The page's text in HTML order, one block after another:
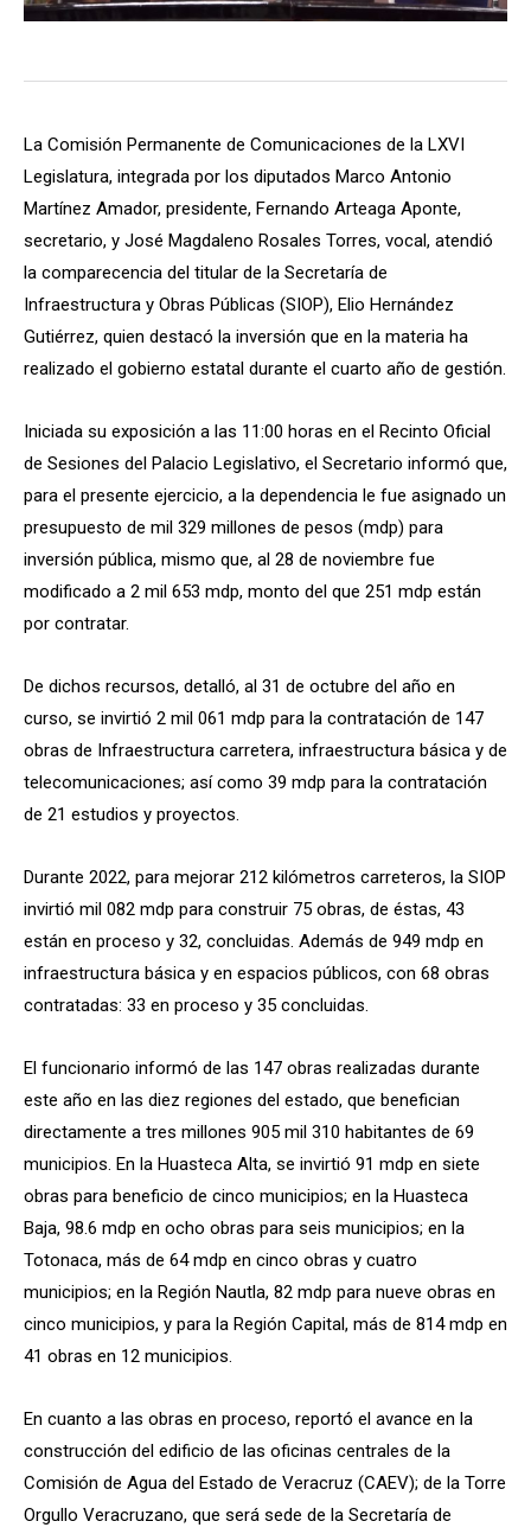
La Comisión Permanente de Comunicaciones de la LXVI
Legislatura, integrada por los diputados Marco Antonio
Martínez Amador, presidente, Fernando Arteaga Aponte,
secretario, y José Magdaleno Rosales Torres, vocal, atendió
la comparecencia del titular de la Secretaría de
Infraestructura y Obras Públicas (SIOP), Elio Hernández
Gutiérrez, quien destacó la inversión que en la materia ha
realizado el gobierno estatal durante el cuarto año de gestión.
Iniciada su exposición a las 11:00 horas en el Recinto Oficial
de Sesiones del Palacio Legislativo, el Secretario informó que,
para el presente ejercicio, a la dependencia le fue asignado un
presupuesto de mil 329 millones de pesos (mdp) para
inversión pública, mismo que, al 28 de noviembre fue
modificado a 2 mil 653 mdp, monto del que 251 mdp están
por contratar.
De dichos recursos, detalló, al 31 de octubre del año en
curso, se invirtió 2 mil 061 mdp para la contratación de 147
obras de Infraestructura carretera, infraestructura básica y de
telecomunicaciones; así como 39 mdp para la contratación
de 21 estudios y proyectos.
Durante 2022, para mejorar 212 kilómetros carreteros, la SIOP
invirtió mil 082 mdp para construir 75 obras, de éstas, 43
están en proceso y 32, concluidas. Además de 949 mdp en
infraestructura básica y en espacios públicos, con 68 obras
contratadas: 33 en proceso y 35 concluidas.
El funcionario informó de las 147 obras realizadas durante
este año en las diez regiones del estado, que benefician
directamente a tres millones 905 mil 310 habitantes de 69
municipios. En la Huasteca Alta, se invirtió 91 mdp en siete
obras para beneficio de cinco municipios; en la Huasteca
Baja, 98.6 mdp en ocho obras para seis municipios; en la
Totonaca, más de 64 mdp en cinco obras y cuatro
municipios; en la Región Nautla, 82 mdp para nueve obras en
cinco municipios, y para la Región Capital, más de 814 mdp en
41 obras en 12 municipios.
En cuanto a las obras en proceso, reportó el avance en la
construcción del edificio de las oficinas centrales de la
Comisión de Agua del Estado de Veracruz (CAEV); de la Torre
Orgullo Veracruzano, que será sede de la Secretaría de